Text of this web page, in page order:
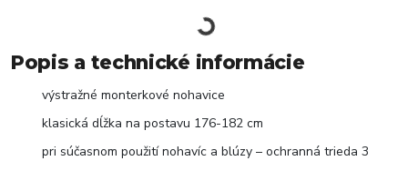
Popis a technické informácie
výstražné monterkové nohavice
klasická dĺžka na postavu 176-182 cm
pri súčasnom použití nohavíc a blúzy – ochranná trieda 3